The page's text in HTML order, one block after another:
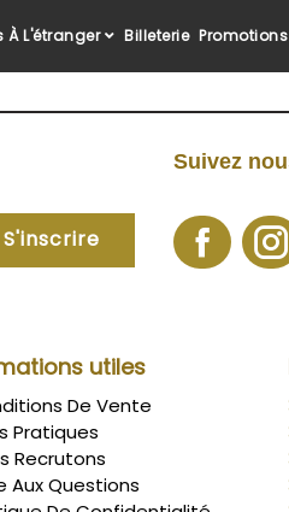
À L'étranger Billeterie Promotions
S'inscrire
Suivez
utiles
De Vente
Pratiques
Recrutons
Aux Questions